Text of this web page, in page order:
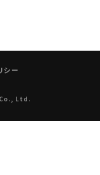
シー
Ltd.